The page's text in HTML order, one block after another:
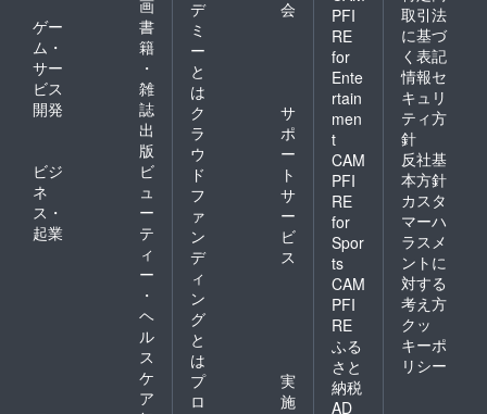
画
ゲー
ム・
サー
ビス
開発
書
籍
・
雑
誌
出
版
ビジ
ネ
ス・
起業
ビ
ュ
ー
テ
ィ
ー
・
ヘ
ル
ス
ケ
ア
デ
ミ
ー
と
は
会
ク
ラ
ウ
ド
フ
ァ
ン
デ
ィ
ン
グ
と
は
サ
ポ
ー
ト
サ
ー
ビ
ス
プ
ロ
実
施
PFI
RE
for
Ente
rtain
men
t
CAM
PFI
RE
for
Spor
ts
CAM
PFI
RE
ふる
さと
納税
AD
取引法
に基づ
く表記
情報セ
キュリ
ティ方
針
反社基
本方針
カスタ
マーハ
ラスメ
ントに
対する
考え方
クッ
キーポ
リシー